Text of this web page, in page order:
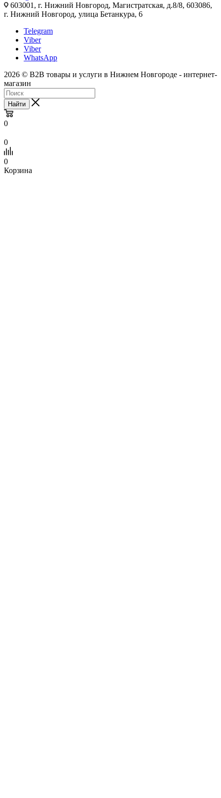
603001, г. Нижний Новгород, Магистратская, д.8/8, 603086,
г. Нижний Новгород, улица Бетанкура, 6
Telegram
Viber
Viber
WhatsApp
2026 © B2B товары и услуги в Нижнем Новгороде - интернет-
магазин
Найти
0
0
0
Корзина